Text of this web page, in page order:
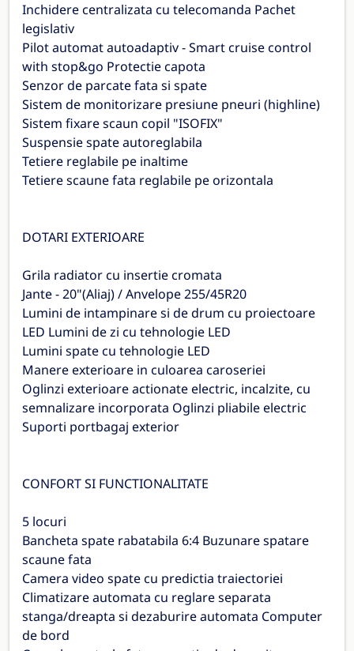
Inchidere centralizata cu telecomanda Pachet
legislativ
Pilot automat autoadaptiv - Smart cruise control
with stop&go Protectie capota
Senzor de parcate fata si spate
Sistem de monitorizare presiune pneuri (highline)
Sistem fixare scaun copil "ISOFIX"
Suspensie spate autoreglabila
Tetiere reglabile pe inaltime
Tetiere scaune fata reglabile pe orizontala
DOTARI EXTERIOARE
Grila radiator cu insertie cromata
Jante - 20"(Aliaj) / Anvelope 255/45R20
Lumini de intampinare si de drum cu proiectoare
LED Lumini de zi cu tehnologie LED
Lumini spate cu tehnologie LED
Manere exterioare in culoarea caroseriei
Oglinzi exterioare actionate electric, incalzite, cu
semnalizare incorporata Oglinzi pliabile electric
Suporti portbagaj exterior
CONFORT SI FUNCTIONALITATE
5 locuri
Bancheta spate rabatabila 6:4 Buzunare spatare
scaune fata
Camera video spate cu predictia traiectoriei
Climatizare automata cu reglare separata
stanga/dreapta si dezaburire automata Computer
de bord